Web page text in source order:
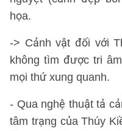
họa.
-> Cảnh vật đối với
không tìm được tri
mọi thứ xung quanh.
- Qua nghệ thuật tả
tâm trạng của Thúy